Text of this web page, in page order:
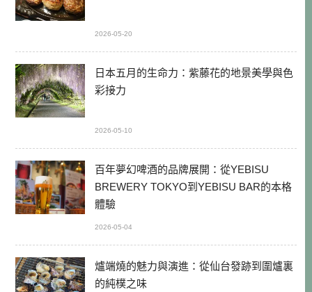
2026-05-20
日本五月的生命力：紫藤花的地景美學與色
彩接力
2026-05-10
百年夢幻啤酒的品牌展開：從YEBISU
BREWERY TOKYO到YEBISU BAR的本格
體驗
2026-05-04
爐端燒的魅力與演進：從仙台發跡到圍爐裏
的純樸之味